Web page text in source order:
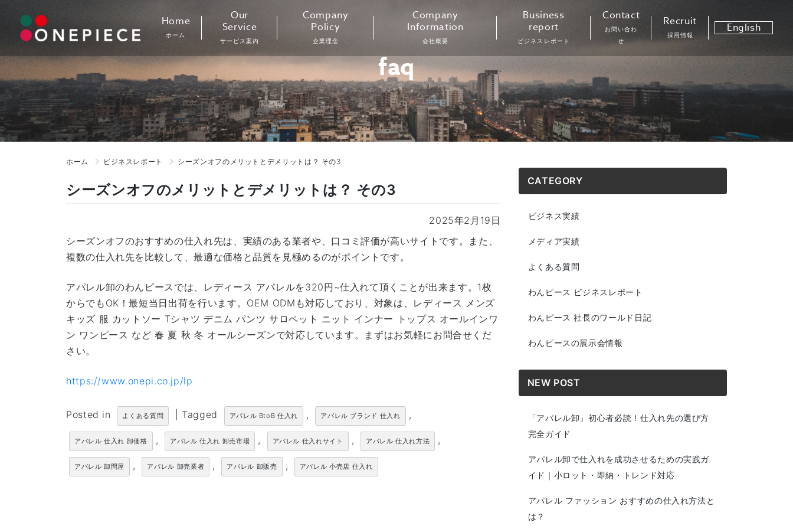
content
Home
ホーム
Our
Service
サービス案内
Company
Policy
企業理念
Company
Information
会社概要
Business
report
ビジネスレポート
Contact
お問い合わ
せ
Recruit
採用情報 English
faq
ホーム ビジネスレポート シーズンオフのメリットとデメリットは？ その3
シーズンオフのメリットとデメリットは？ その3
2025年2月19日
シーズンオフのおすすめの仕入れ先は、実績のある業者や、口コミ評価が高いサイトです。また、
複数の仕入れ先を比較して、最適な価格と品質を見極めるのがポイントです。
アパレル卸のわんピースでは、レディース アパレルを320円~仕入れて頂くことが出来ます。1枚
からでもOK！最短当日出荷を行います。OEM ODMも対応しており、対象は、レディース メンズ
キッズ 服 カットソー Tシャツ デニム パンツ サロペット ニット インナー トップス オールインワ
ン ワンピース など 春 夏 秋 冬 オールシーズンで対応しています。まずはお気軽にお問合せくだ
さい。
https://www.onepi.co.jp/lp
Posted in よくある質問 Tagged アパレル BtoB 仕入れ , アパレル ブランド 仕入れ ,
アパレル 仕入れ 卸価格 , アパレル 仕入れ 卸売市場 , アパレル 仕入れサイト , アパレル 仕入れ方法 ,
アパレル 卸問屋 , アパレル 卸売業者 , アパレル 卸販売 , アパレル 小売店 仕入れ
CATEGORY
ビジネス実績
メディア実績
よくある質問
わんピース ビジネスレポート
わんピース 社長のワールド日記
わんピースの展示会情報
NEW POST
「アパレル卸」初心者必読！仕入れ先の選び方
完全ガイド
アパレル卸で仕入れを成功させるための実践ガ
イド｜小ロット・即納・トレンド対応
アパレル ファッション おすすめの仕入れ方法と
は？